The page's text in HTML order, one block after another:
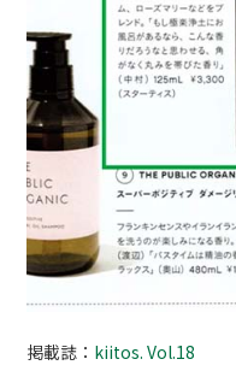
掲載誌： kiitos. Vol.18